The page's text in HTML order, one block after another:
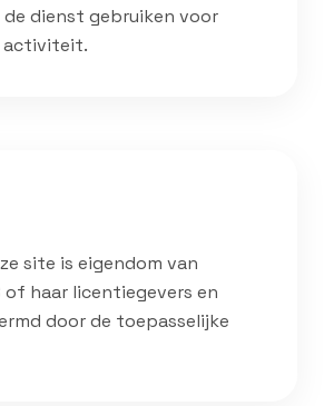
dienst gebruiken voor
activiteit.
site is eigendom van
of haar licentiegevers en
door de toepasselijke